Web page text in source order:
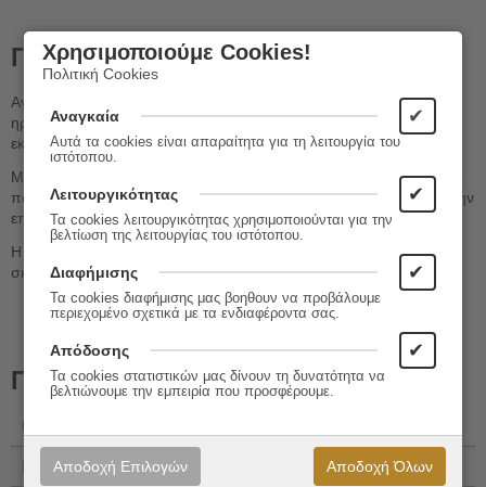
Περιγραφή
Αγωνία, αυτή η λέξη που εκφράζει το συναίσθημα της μικρής
ηρωίδας όταν πηγαίνει στο σχολείο, και χρειάζεται και τη μαμά της
εκεί, παρ'όλο που ντρέπεται.
Με τη βοήθεια της δασκάλας όμως ανακαλύπτει ότι κι άλλα, πολλά
παιδιά νιώθουν το ίδιο, και μέσα από ένα καινούργιο παιχνίδι και την
επικοινωνία τα πράγματα καλυτερεύουν για κείνη και για όλους.
Η αγωνία εξαφανίζεται και δε χρειάζεται πια τη μαμά, ξέρει πως η
σκέψη της την κάνει δυνατή!
Πληροφορίες
Εκδόσεις:
ISBN: 960-593-416-7
Χρησιμοποιούμε Cookies!
Πολιτική Cookies
Αναγκαία ✔
Αυτά τα cookies είναι απαραίτητα για τη λειτουργία του
ιστότοπου.
Λειτουργικότητας ✔
Τα cookies λειτουργικότητας χρησιμοποιούνται για την
βελτίωση της λειτουργίας του ιστότοπου.
Διαφήμισης ✔
Τα cookies διαφήμισης μας βοηθουν να προβάλουμε
περιεχομένο σχετικά με τα ενδιαφέροντα σας.
Απόδοσης ✔
Τα cookies στατιστικών μας δίνουν τη δυνατότητα να
βελτιώνουμε την εμπειρία που προσφέρουμε.
Αποδοχή Επιλογών Αποδοχή Όλων